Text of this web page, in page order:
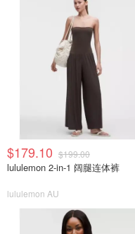
$179.10 $199.00
lululemon 2-in-1 阔腿连体裤
lululemon AU